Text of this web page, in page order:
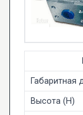
Габаритная
Высота (H)